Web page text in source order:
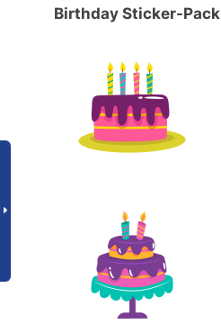
Birthday Sticker-Pack